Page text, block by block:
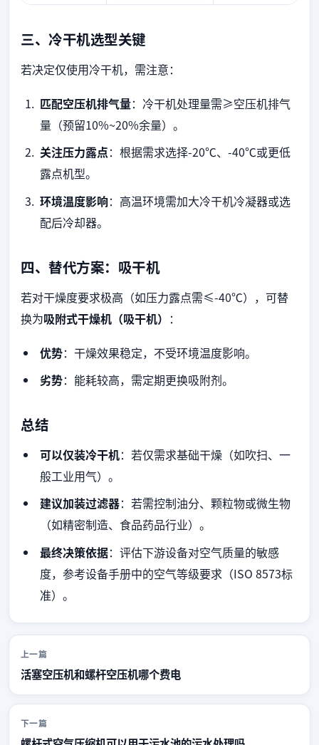
三、冷干机选型关键
若决定仅使用冷干机，需注意：
匹配空压机排气量：冷干机处理量需≥空压机排气
量（预留10%~20%余量）。
关注压力露点：根据需求选择-20℃、-40℃或更低
露点机型。
环境温度影响：高温环境需加大冷干机冷凝器或选
配后冷却器。
四、替代方案：吸干机
若对干燥度要求极高（如压力露点需≤-40℃），可替
换为吸附式干燥机（吸干机） ：
优势：干燥效果稳定，不受环境温度影响。
劣势：能耗较高，需定期更换吸附剂。
总结
可以仅装冷干机：若仅需求基础干燥（如吹扫、一
般工业用气）。
建议加装过滤器：若需控制油分、颗粒物或微生物
（如精密制造、食品药品行业）。
最终决策依据：评估下游设备对空气质量的敏感
度，参考设备手册中的空气等级要求（ISO 8573标
准）。
上一篇
活塞空压机和螺杆空压机哪个费电
下一篇